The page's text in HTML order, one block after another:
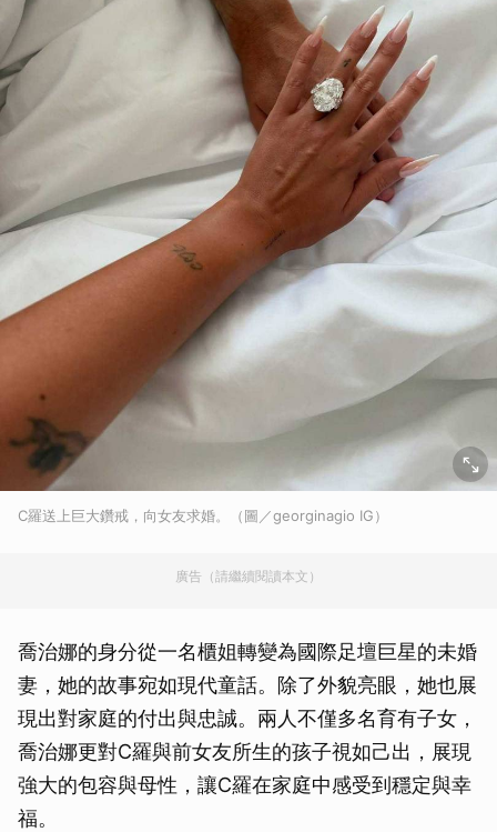
C羅送上巨大鑽戒，向女友求婚。（圖／georginagio IG）
廣告（請繼續閱讀本文）
喬治娜的身分從一名櫃姐轉變為國際足壇巨星的未婚
妻，她的故事宛如現代童話。除了外貌亮眼，她也展
現出對家庭的付出與忠誠。兩人不僅多名育有子女，
喬治娜更對C羅與前女友所生的孩子視如己出，展現
強大的包容與母性，讓C羅在家庭中感受到穩定與幸
福。